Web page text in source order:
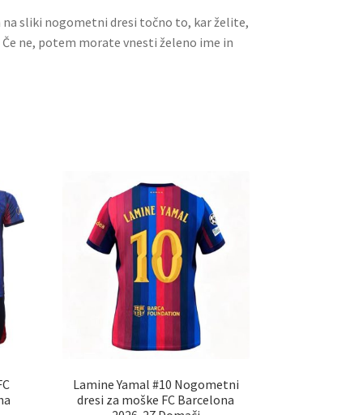
na sliki nogometni dresi točno to, kar želite,
ne, potem morate vnesti želeno ime in
Lamine Yamal #10 Nogometni
dresi za moške FC Barcelona